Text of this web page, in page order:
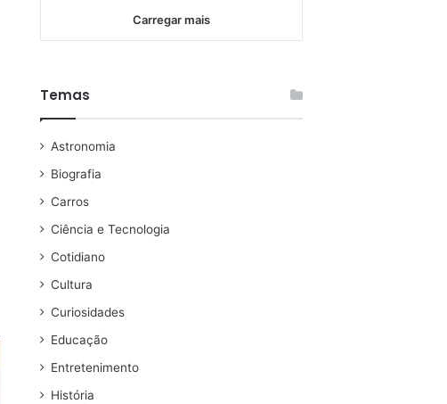
Carregar mais
Temas
Astronomia
Biografia
Carros
Ciência e Tecnologia
Cotidiano
Cultura
Curiosidades
Educação
Entretenimento
História